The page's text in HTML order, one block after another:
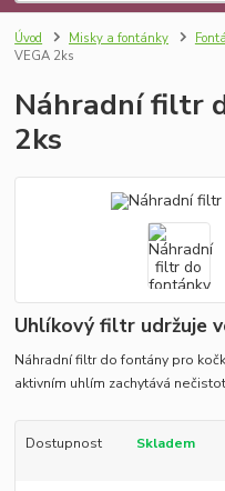
Úvod Misky a fontánky
VEGA 2ks
Náhradní filtr
2ks
Uhlíkový filtr udržuje
Náhradní filtr do fontány pro
aktivním uhlím zachytává
Dostupnost Skladem